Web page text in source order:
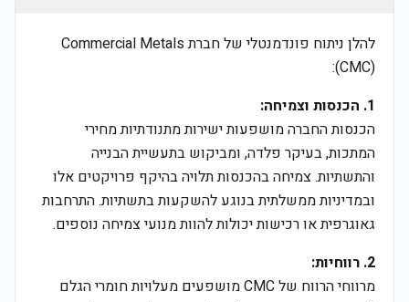
להלן ניתוח פונדמנטלי של חברת Commercial Metals
(CMC):
1. הכנסות וצמיחה:
הכנסות החברה מושפעות ישירות מתנודתיות מחירי
המתכות, בעיקר פלדה, ומביקוש בתעשיית הבנייה
והתשתיות. צמיחה בהכנסות תלויה בהיקף פרויקטים אלו
ובמדיניות ממשלתית בנוגע להשקעות בתשתיות. התרחבות
גאוגרפית או רכישות יכולות להוות מנועי צמיחה נוספים.
2. רווחיות:
מרווחי הרווח של CMC מושפעים מעלויות חומרי הגלם